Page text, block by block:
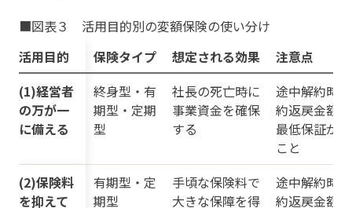
■図表３ 活用目的別の変額保険の使い分け
活用目的
保険タイプ 想定される効果
注意点
(1)経営者
の万が一
に備える
終身型・有
期型・定期
型
社長の死亡時に
事業資金を確保
する
途中解約時
約返戻金額
最低保証が
こと
(2)保険料
を抑えて
有期型・定
期型
手頃な保険料で
大きな保障を得
途中解約時
約返戻金額